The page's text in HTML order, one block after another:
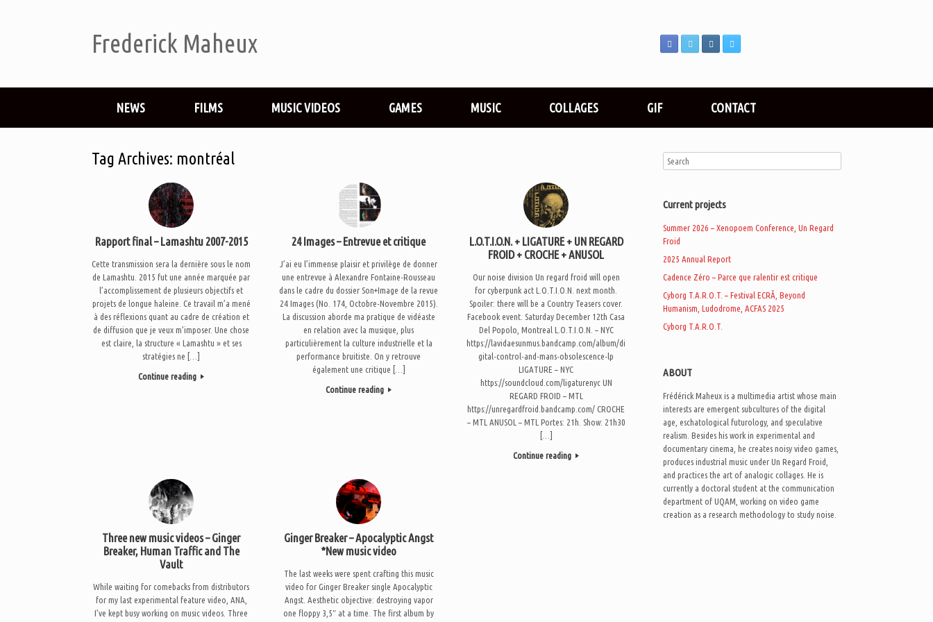
Frederick Maheux
NEWS FILMS MUSIC VIDEOS GAMES MUSIC COLLAGES GIF CONTACT
Tag Archives: montréal
Rapport final – Lamashtu 2007-2015
Cette transmission sera la dernière sous le nom
de Lamashtu. 2015 fut une année marquée par
l’accomplissement de plusieurs objectifs et
projets de longue haleine. Ce travail m’a mené
à des réflexions quant au cadre de création et
de diffusion que je veux m’imposer. Une chose
est claire, la structure « Lamashtu » et ses
stratégies ne […]
Continue reading
24 Images – Entrevue et critique
J’ai eu l’immense plaisir et privilège de donner
une entrevue à Alexandre Fontaine-Rousseau
dans le cadre du dossier Son+Image de la revue
24 Images (No. 174, Octobre-Novembre 2015).
La discussion aborde ma pratique de vidéaste
en relation avec la musique, plus
particulièrement la culture industrielle et la
performance bruitiste. On y retrouve
également une critique […]
Continue reading
L.O.T.I.O.N. + LIGATURE + UN REGARD
FROID + CROCHE + ANUSOL
Our noise division Un regard froid will open
for cyberpunk act L.O.T.I.O.N. next month.
Spoiler: there will be a Country Teasers cover.
Facebook event. Saturday December 12th Casa
Del Popolo, Montreal L.O.T.I.O.N. – NYC
https://lavidaesunmus.bandcamp.com/album/di
gital-control-and-mans-obsolescence-lp
LIGATURE – NYC
https://soundcloud.com/ligaturenyc UN
REGARD FROID – MTL
https://unregardfroid.bandcamp.com/ CROCHE
– MTL ANUSOL – MTL Portes: 21h. Show: 21h30
[…]
Continue reading
Three new music videos – Ginger
Breaker, Human Traffic and The
Vault
While waiting for comebacks from distributors
for my last experimental feature video, ANA,
I’ve kept busy working on music videos. Three
Ginger Breaker – Apocalyptic Angst
*New music video
The last weeks were spent crafting this music
video for Ginger Breaker single Apocalyptic
Angst. Aesthetic objective: destroying vapor
one floppy 3,5″ at a time. The first album by
Current projects
Summer 2026 – Xenopoem Conference, Un Regard
Froid
2025 Annual Report
Cadence Zéro – Parce que ralentir est critique
Cyborg T.A.R.O.T. – Festival ECRÃ, Beyond
Humanism, Ludodrome, ACFAS 2025
Cyborg T.A.R.O.T.
ABOUT
Frédérick Maheux is a multimedia artist whose main
interests are emergent subcultures of the digital
age, eschatological futurology, and speculative
realism. Besides his work in experimental and
documentary cinema, he creates noisy video games,
produces industrial music under Un Regard Froid,
and practices the art of analogic collages. He is
currently a doctoral student at the communication
department of UQAM, working on video game
creation as a research methodology to study noise.